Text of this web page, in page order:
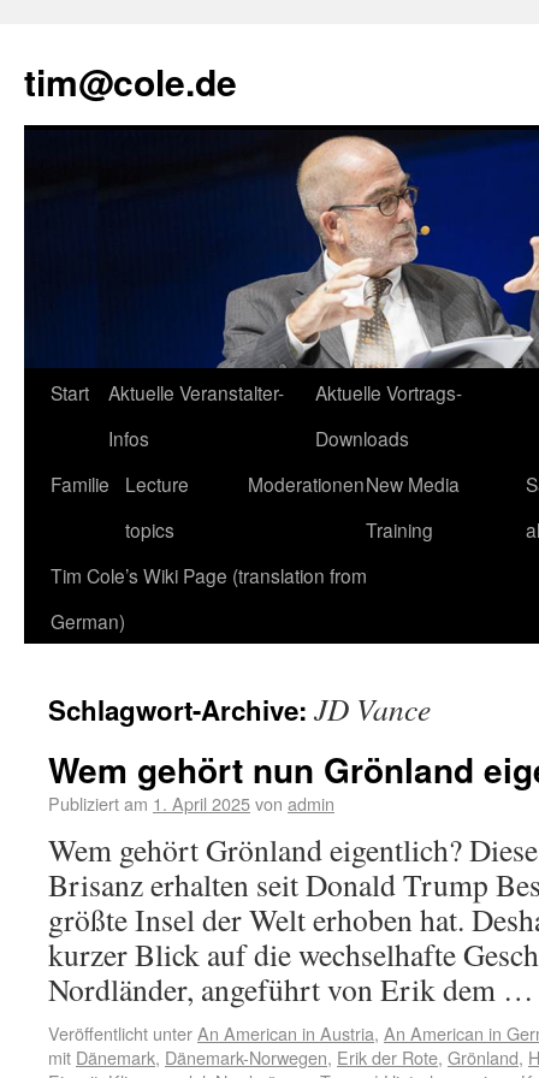
tim@cole.de
Start
Aktuelle Veranstalter-
Infos
Aktuelle Vortrags-
Downloads
Familie
Lecture
topics
ModerationenNew Media
Training
Tim Cole’s Wiki Page (translation from
German)
Schlagwort-Archive: JD Vance
Wem gehört nun Grönland
Publiziert am 1. April 2025von admin
Wem gehört Grönland eigentlich?
Brisanz erhalten seit Donald Trump
größte Insel der Welt erhoben hat.
kurzer Blick auf die wechselhafte
Nordländer, angeführt von Erik dem
Veröffentlicht unterAn American in Austria, An American in
mit Dänemark, Dänemark-Norwegen, Erik der Rote, Grönland,